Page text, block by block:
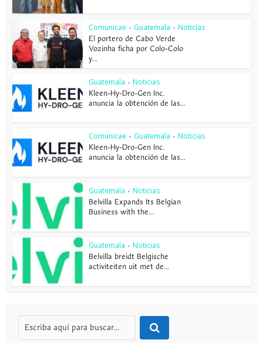
Comunicae • Guatemala • Noticias
El portero de Cabo Verde
Vozinha ficha por Colo-Colo
y...
Guatemala • Noticias
Kleen-Hy-Dro-Gen Inc.
anuncia la obtención de las...
Comunicae • Guatemala • Noticias
Kleen-Hy-Dro-Gen Inc.
anuncia la obtención de las...
Guatemala • Noticias
Belvilla Expands Its Belgian
Business with the...
Guatemala • Noticias
Belvilla breidt Belgische
activiteiten uit met de...